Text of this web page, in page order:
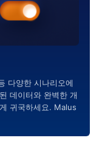
다양한 시나리오에
데이터와 완벽한 개
귀국하세요. Malus